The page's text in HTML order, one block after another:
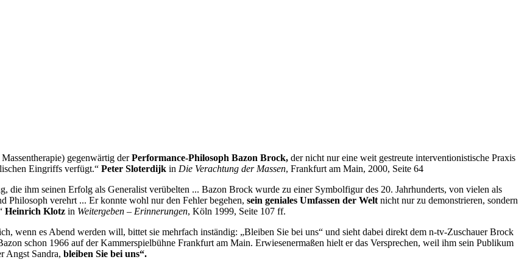
gegenwärtig derPerformance-Philosoph Bazon Brock, der nicht nur eine weit gestreute interventionistische Praxis
Eingriffs verfügt.“ Peter Sloterdijk in Die Verachtung der Massen, Frankfurt am Main, 2000, Seite 64
die ihm seinen Erfolg als Generalist verübelten ... Bazon Brock wurde zu einer Symbolfigur des 20. Jahrhunderts, von vielen als
Philosoph verehrt ... Er konnte wohl nur den Fehler begehen, sein geniales Umfassen der Welt nicht nur zu demonstrieren, sondern
Heinrich Klotz in Weitergeben – Erinnerungen, Köln 1999, Seite 107 ff.
wenn es Abend werden will, bittet sie mehrfach inständig: „Bleiben Sie bei uns“ und sieht dabei direkt dem n-tv-Zuschauer Brock
schon 1966 auf der Kammerspielbühne Frankfurt am Main. Erwiesenermaßen hielt er das Versprechen, weil ihm sein Publikum
Angst Sandra, bleiben Sie bei uns“.